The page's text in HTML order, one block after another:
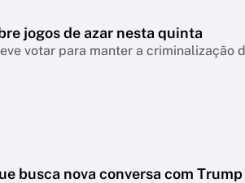
jogos de azar nesta quinta
votar para manter a criminalização
busca nova conversa com Trump